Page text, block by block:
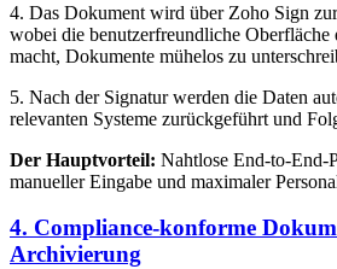
4. Das Dokument wird über Zoho Sign
wobei die benutzerfreundliche Oberfläche
macht, Dokumente mühelos zu
5. Nach der Signatur werden die Daten
relevanten Systeme zurückgeführt und
Der Hauptvorteil: Nahtlose End-to-End-
manueller Eingabe und maximaler
4. Compliance-konforme
Archivierung